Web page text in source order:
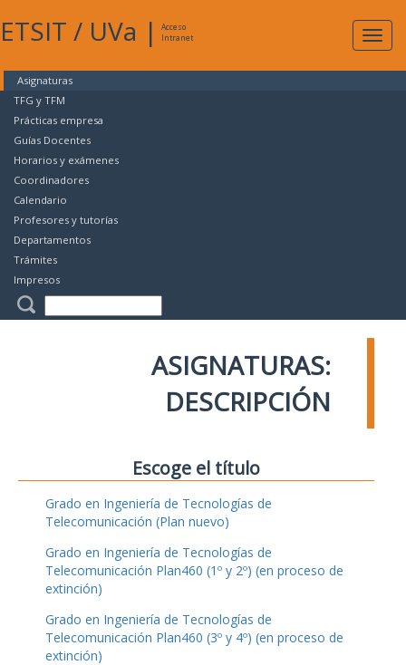
ETSIT / UVa |
Acceso
Intranet
Asignaturas
TFG y TFM
Prácticas empresa
Guías Docentes
Horarios y exámenes
Coordinadores
Calendario
Profesores y tutorías
Departamentos
Trámites
Impresos
ASIGNATURAS:
DESCRIPCIÓN
Escoge el título
Grado en Ingeniería de Tecnologías de
Telecomunicación (Plan nuevo)
Grado en Ingeniería de Tecnologías de
Telecomunicación Plan460 (1º y 2º) (en proceso de
extinción)
Grado en Ingeniería de Tecnologías de
Telecomunicación Plan460 (3º y 4º) (en proceso de
extinción)